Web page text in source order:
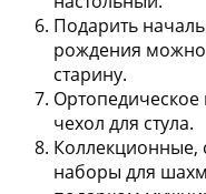
Подарить
рождения
старину.
чехол для стула.
наборы для